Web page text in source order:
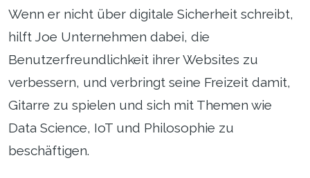
Wenn er nicht über digitale Sicherheit schreibt,
hilft Joe Unternehmen dabei, die
Benutzerfreundlichkeit ihrer Websites zu
verbessern, und verbringt seine Freizeit damit,
Gitarre zu spielen und sich mit Themen wie
Data Science, IoT und Philosophie zu
beschäftigen.